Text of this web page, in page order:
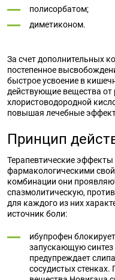
полисорбатом;
диметиконом.
За счет дополнительных
постепенное
быстрое усвоение в
действующие вещества от
хлористоводородной
повышая лечебные
Принцип
Терапевтические
фармакологическими
комбинации они
спазмолитическую,
для каждого из них
источник боли:
ибупрофен
запускающую синтез
предупреждает
сосудистых